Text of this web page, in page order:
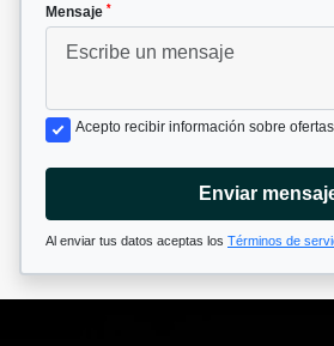
Mensaje *
Acepto recibir información sobre
Enviar
Al enviar tus datos aceptas los Términos de